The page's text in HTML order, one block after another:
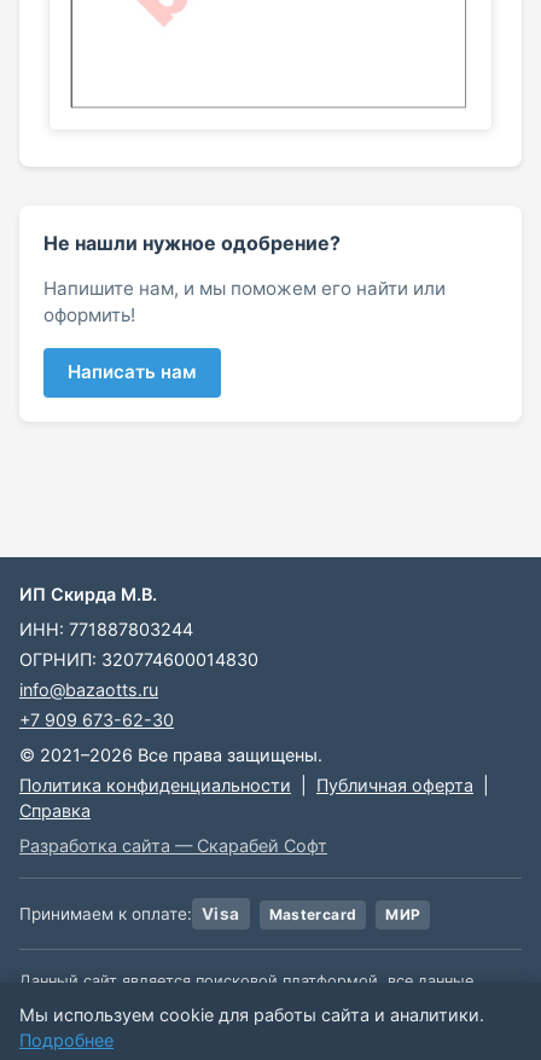
Не нашли нужное одобрение?
Напишите нам, и мы поможем его найти или
оформить!
Написать нам
ИП Скирда М.В.
ИНН: 771887803244
ОГРНИП: 320774600014830
info@bazaotts.ru
+7 909 673-62-30
© 2021–2026 Все права защищены.
Политика конфиденциальности
Публичная оферта
Справка
Разработка сайта — Скарабей Софт
Принимаем к оплате: Visa Mastercard МИР
Данный сайт является поисковой платформой, все данные,
размещенные на сайте, взяты из открытых источников. Мы не
несем ответственности за содержимое данной информации.
Мы используем cookie для работы сайта и аналитики.
Подробнее